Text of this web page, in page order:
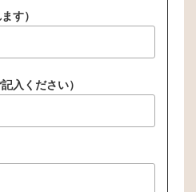
す）
入ください）